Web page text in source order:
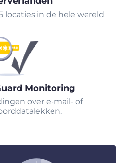
locaties in de hele wereld.
Monitoring
over e-mail- of